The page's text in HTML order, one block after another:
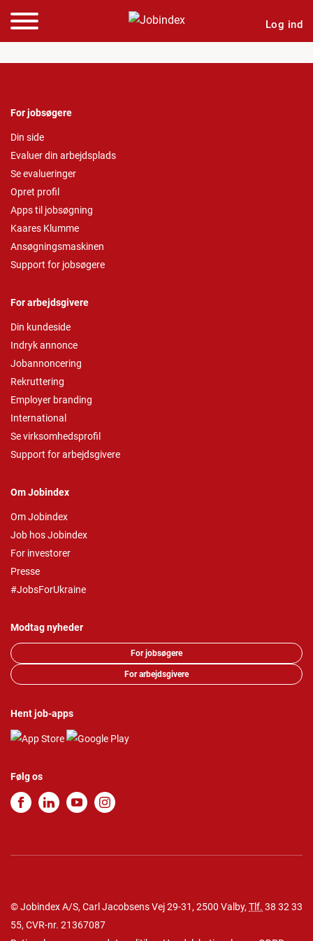
Log ind
For jobsøgere
Din side
Evaluer din arbejdsplads
Se evalueringer
Opret profil
Apps til jobsøgning
Kaares Klumme
Ansøgningsmaskinen
Support for jobsøgere
For arbejdsgivere
Din kundeside
Indryk annonce
Jobannoncering
Rekruttering
Employer branding
International
Se virksomhedsprofil
Support for arbejdsgivere
Om Jobindex
Om Jobindex
Job hos Jobindex
For investorer
Presse
#JobsForUkraine
Modtag nyheder
For jobsøgere
For arbejdsgivere
Hent job-apps
Følg os
© Jobindex A/S, Carl Jacobsens Vej 29-31, 2500 Valby, Tlf. 38 32 33
55, CVR-nr. 21367087